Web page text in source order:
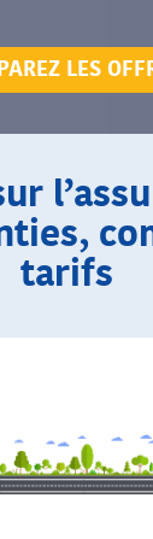
LES
tarifs